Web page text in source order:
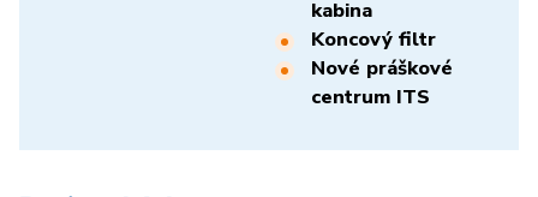
kabina
Koncový filtr
Nové práškové
centrum ITS